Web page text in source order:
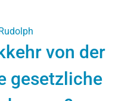
von der
gesetzliche